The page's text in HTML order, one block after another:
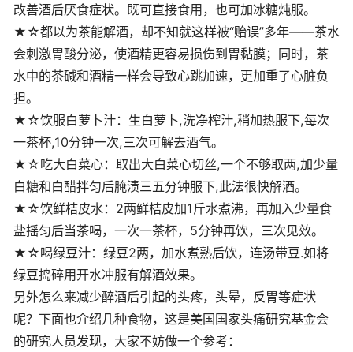
改善酒后厌食症状。既可直接食用，也可加冰糖炖服。
★☆都以为茶能解酒，却不知就这样被“贻误”多年——茶水
会刺激胃酸分泌，使酒精更容易损伤到胃黏膜；同时，茶
水中的茶碱和酒精一样会导致心跳加速，更加重了心脏负
担。
★☆饮服白萝卜汁：生白萝卜,洗净榨汁,稍加热服下,每次
一茶杯,10分钟一次,三次可解去酒气。
★☆吃大白菜心：取出大白菜心切丝,一个不够取两,加少量
白糖和白醋拌匀后腌渍三五分钟服下,此法很快解酒。
★☆饮鲜桔皮水：2两鲜桔皮加1斤水煮沸，再加入少量食
盐摇匀后当茶喝，一次一茶杯，5分钟再饮，三次见效。
★☆喝绿豆汁：绿豆2两，加水煮熟后饮，连汤带豆.如将
绿豆捣碎用开水冲服有解酒效果。
另外怎么来减少醉酒后引起的头疼，头晕，反胃等症状
呢？下面也介绍几种食物，这是美国国家头痛研究基金会
的研究人员发现，大家不妨做一个参考：